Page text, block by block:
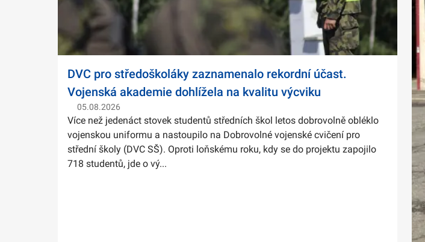
DVC pro středoškoláky zaznamenalo rekordní účast.
Vojenská akademie dohlížela na kvalitu výcviku
05.08.2026
Více než jedenáct stovek studentů středních škol letos dobrovolně obléklo
vojenskou uniformu a nastoupilo na Dobrovolné vojenské cvičení pro
střední školy (DVC SŠ). Oproti loňskému roku, kdy se do projektu zapojilo
718 studentů, jde o vý...